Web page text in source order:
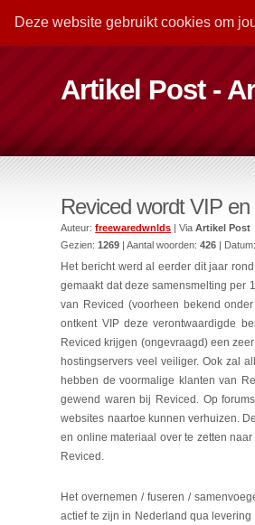
Deze website gebruikt cookies om
Artikel Post -
Reviced wordt VIP
Auteur:freewaredwnlds | ViaArtikel Post
Gezien:1269 | Aantal woorden:426 |
Het bericht werd al eerder dit jaar
gemaakt dat deze samensmelting per
van Reviced (voorheen bekend
ontkent VIP deze verontwaardigde
Reviced krijgen (ongevraagd) een
hostingservers veel veiliger. Ook zal
hebben de voormalige klanten van
gewend waren bij Reviced. Op
websites naartoe kunnen verhuizen.
en online materiaal over te zetten
Reviced.
Het overnemen / fuseren /
actief te zijn in Nederland qua